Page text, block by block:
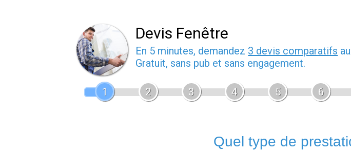
Devis Fenêtre
En 5 minutes, demandez 3 devis comparatifs
Gratuit, sans pub et sans engagement.
1 2 3 4 5 6
Quel type de